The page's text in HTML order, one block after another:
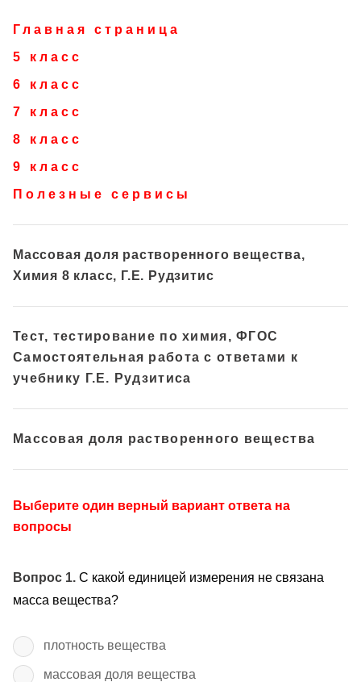
Главная страница
5 класс
6 класс
7 класс
8 класс
9 класс
Полезные сервисы
Массовая доля растворенного вещества,
Химия 8 класс, Г.Е. Рудзитис
Тест, тестирование по химия, ФГОС
Самостоятельная работа с ответами к
учебнику Г.Е. Рудзитиса
Массовая доля растворенного вещества
Выберите один верный вариант ответа на
вопросы
Вопрос 1. С какой единицей измерения не связана
масса вещества?
плотность вещества
массовая доля вещества